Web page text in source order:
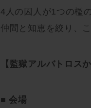
4人の囚人が1つの檻
仲間と知恵を絞り、
【監獄アルバトロス
■ 会場